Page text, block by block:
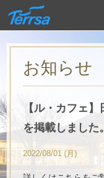
お知らせ
【ル・カフェ
を掲載しました。
2022/08/01 (月)